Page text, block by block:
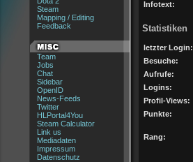
Steam
Mapping / Editing
Feedback
Team
Jobs
Chat
Sidebar
OpenID
News-Feeds
Twitter
HLPortal4You
Steam Calculator
Link us
Mediadaten
Impressum
Datenschutz
Infotext:
Statistiken
letzter Login:
Besuche:
Aufrufe:
Logins:
Profil-Views:
Punkte:
Rang: